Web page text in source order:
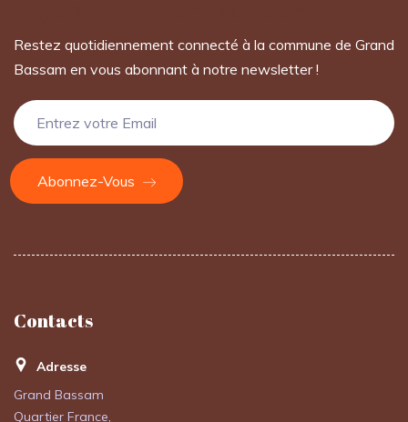
Restez quotidiennement connecté à la commune de Grand
Bassam en vous abonnant à notre newsletter !
Abonnez-Vous
Contacts
Adresse
Grand Bassam
Quartier France,